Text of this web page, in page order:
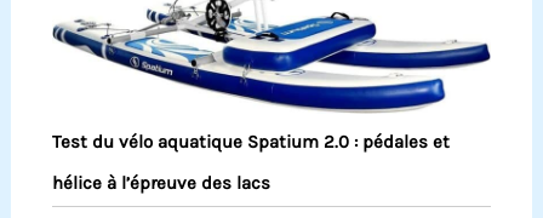
Test du vélo aquatique Spatium 2.0 : pédales et
hélice à l’épreuve des lacs